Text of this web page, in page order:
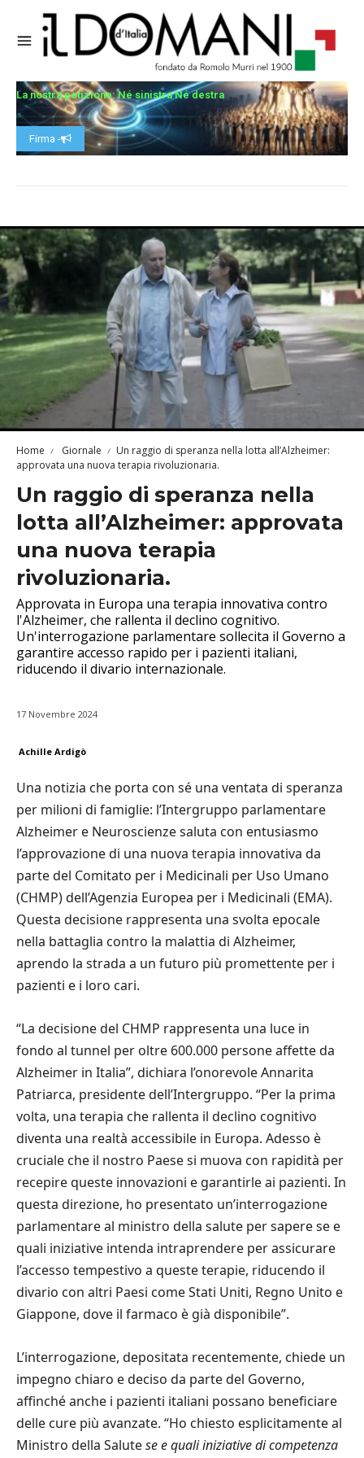
La nostra petizione: Né sinistra Né destra
Firma -
Home Giornale
Un raggio di speranza nella lotta all’Alzheimer:
approvata una nuova terapia rivoluzionaria.
Un raggio di speranza nella
lotta all’Alzheimer: approvata
una nuova terapia
rivoluzionaria.
Approvata in Europa una terapia innovativa contro
l'Alzheimer, che rallenta il declino cognitivo.
Un'interrogazione parlamentare sollecita il Governo a
garantire accesso rapido per i pazienti italiani,
riducendo il divario internazionale.
17 Novembre 2024
Achille Ardigò
Una notizia che porta con sé una ventata di speranza
per milioni di famiglie: l’Intergruppo parlamentare
Alzheimer e Neuroscienze saluta con entusiasmo
l’approvazione di una nuova terapia innovativa da
parte del Comitato per i Medicinali per Uso Umano
(CHMP) dell’Agenzia Europea per i Medicinali (EMA).
Questa decisione rappresenta una svolta epocale
nella battaglia contro la malattia di Alzheimer,
aprendo la strada a un futuro più promettente per i
pazienti e i loro cari.
“La decisione del CHMP rappresenta una luce in
fondo al tunnel per oltre 600.000 persone affette da
Alzheimer in Italia”, dichiara l’onorevole Annarita
Patriarca, presidente dell’Intergruppo. “Per la prima
volta, una terapia che rallenta il declino cognitivo
diventa una realtà accessibile in Europa. Adesso è
cruciale che il nostro Paese si muova con rapidità per
recepire queste innovazioni e garantirle ai pazienti. In
questa direzione, ho presentato un’interrogazione
parlamentare al ministro della salute per sapere se e
quali iniziative intenda intraprendere per assicurare
l’accesso tempestivo a queste terapie, riducendo il
divario con altri Paesi come Stati Uniti, Regno Unito e
Giappone, dove il farmaco è già disponibile”.
L’interrogazione, depositata recentemente, chiede un
impegno chiaro e deciso da parte del Governo,
affinché anche i pazienti italiani possano beneficiare
delle cure più avanzate. “Ho chiesto esplicitamente al
Ministro della Salutese e quali iniziative di competenza